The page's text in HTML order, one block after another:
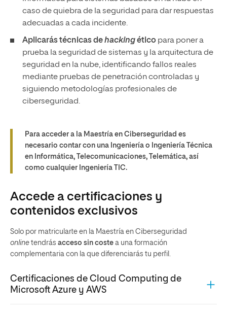
caso de quiebra de la seguridad para dar respuestas
adecuadas a cada incidente.
Aplicarás técnicas dehackingético para poner a
prueba la seguridad de sistemas y la arquitectura de
seguridad en la nube, identificando fallos reales
mediante pruebas de penetración controladas y
siguiendo metodologías profesionales de
ciberseguridad.
Para acceder a la Maestría en Ciberseguridad es
necesario contar con una Ingeniería o Ingeniería Técnica
en Informática, Telecomunicaciones, Telemática, así
como cualquier Ingeniería TIC.
Accede a certificaciones y
contenidos exclusivos
Solo por matricularte en la Maestría en Ciberseguridad
online tendrás acceso sin coste a una formación
complementaria con la que diferenciarás tu perfil.
Certificaciones de Cloud Computing de
Microsoft Azure y AWS